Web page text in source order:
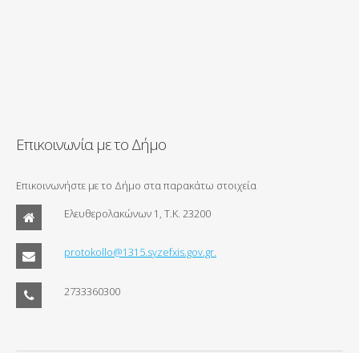
Επικοινωνία με το Δήμο
Επικοινωνήστε με το Δήμο στα παρακάτω στοιχεία
Ελευθερολακώνων 1, Τ.Κ. 23200
protokollo@1315.syzefxis.gov.gr.
2733360300